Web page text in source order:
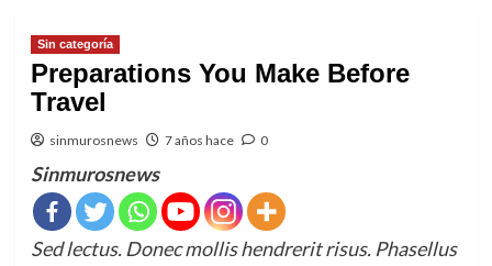
Sin categoría
Preparations You Make Before
Travel
sinmurosnews 7 años hace 0
Sinmurosnews
Sed lectus. Donec mollis hendrerit risus. Phasellus